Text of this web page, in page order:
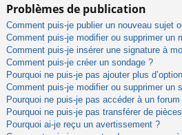
Problèmes de publication
Comment puis-je publier un nouveau sujet
Comment puis-je modifier ou supprimer un
Comment puis-je insérer une signature à
Comment puis-je créer un sondage ?
Pourquoi ne puis-je pas ajouter plus
Comment puis-je modifier ou supprimer un
Pourquoi ne puis-je pas accéder à un forum
Pourquoi ne puis-je pas transférer de
Pourquoi ai-je reçu un avertissement ?